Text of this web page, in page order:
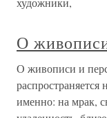
О
О живописи и
распространяется
именно: на мрак,